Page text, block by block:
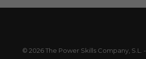
© 2026 The Power Skills Company, S.L. -